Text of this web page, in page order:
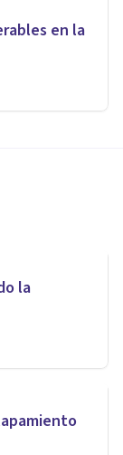
en la
la